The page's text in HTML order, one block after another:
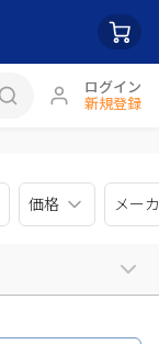
ログイン
新規登録
価格 メー